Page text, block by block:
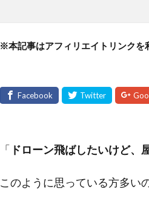
※本記事はアフィリエイトリンクを
「 ドローン飛ばしたいけど、
このように思っている方多い